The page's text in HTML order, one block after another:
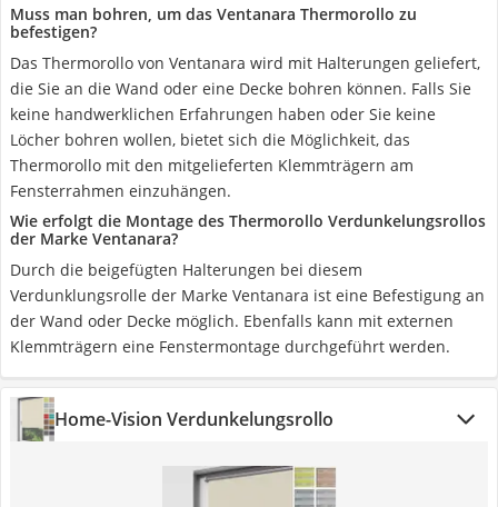
Muss man bohren, um das Ventanara Thermorollo zu
befestigen?
Das Thermorollo von Ventanara wird mit Halterungen geliefert,
die Sie an die Wand oder eine Decke bohren können. Falls Sie
keine handwerklichen Erfahrungen haben oder Sie keine
Löcher bohren wollen, bietet sich die Möglichkeit, das
Thermorollo mit den mitgelieferten Klemmträgern am
Fensterrahmen einzuhängen.
Wie erfolgt die Montage des Thermorollo Verdunkelungsrollos
der Marke Ventanara?
Durch die beigefügten Halterungen bei diesem
Verdunklungsrolle der Marke Ventanara ist eine Befestigung an
der Wand oder Decke möglich. Ebenfalls kann mit externen
Klemmträgern eine Fenstermontage durchgeführt werden.
Home-Vision Verdunkelungsrollo